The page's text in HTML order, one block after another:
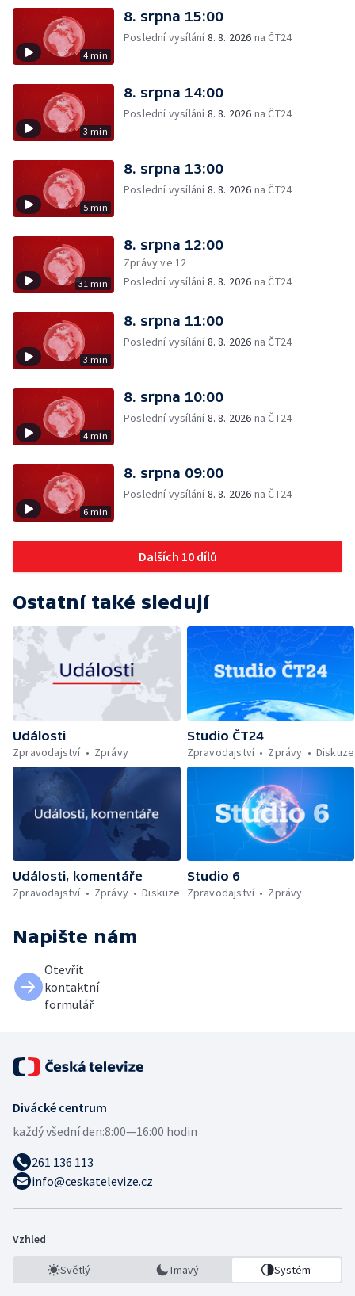
4 min
8. srpna 15:00
Poslední vysílání8. 8. 2026 na ČT24
3 min
8. srpna 14:00
Poslední vysílání8. 8. 2026 na ČT24
5 min
8. srpna 13:00
Poslední vysílání8. 8. 2026 na ČT24
31 min
8. srpna 12:00
Zprávy ve 12
Poslední vysílání8. 8. 2026 na ČT24
3 min
8. srpna 11:00
Poslední vysílání8. 8. 2026 na ČT24
4 min
8. srpna 10:00
Poslední vysílání8. 8. 2026 na ČT24
6 min
8. srpna 09:00
Poslední vysílání8. 8. 2026 na ČT24
Dalších 10 dílů
Ostatní také sledují
Události
Zpravodajství
Zprávy
Studio ČT24
Zpravodajství
Zprávy Diskuze
Události, komentáře
Zpravodajství
Zprávy Diskuze
Studio 6
Zpravodajství
Zprávy
Napište nám
Otevřít
kontaktní
formulář
Divácké centrum
každý všední den:8:00—16:00 hodin
261 136 113
info@ceskatelevize.cz
Vzhled
Světlý Tmavý Systém